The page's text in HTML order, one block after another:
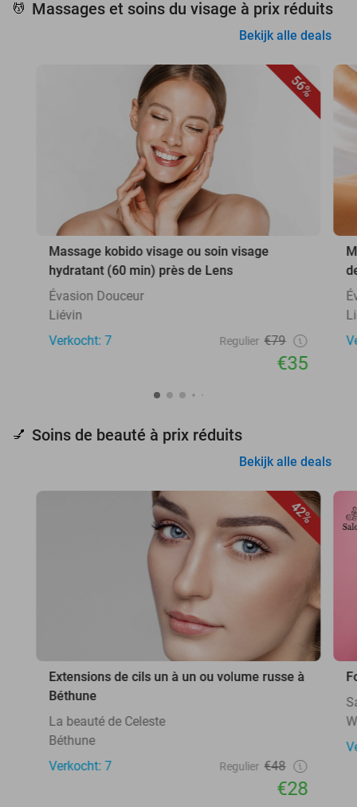
💆 Massages et soins du visage à prix réduits
Bekijk alle deals
56%
Massage kobido visage ou soin visage
hydratant (60 min) près de Lens
Évasion Douceur
Liévin
Verkocht: 7
Regulier €79
€35
💅 Soins de beauté à prix réduits
Bekijk alle deals
42%
Extensions de cils un à un ou volume russe à
Béthune
La beauté de Celeste
Béthune
Verkocht: 7
Regulier €48
€28